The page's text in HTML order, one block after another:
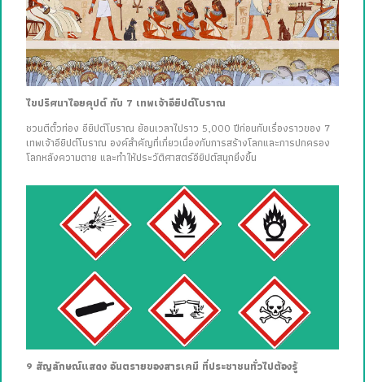
ไขปริศนาไอยคุปต์ กับ 7 เทพเจ้าอียิปต์โบราณ
ชวนตีตั๋วท่อง อียิปต์โบราณ ย้อนเวลาไปราว 5,000 ปีก่อนกับเรื่องราวของ 7
เทพเจ้าอียิปต์โบราณ องค์สำคัญที่เกี่ยวเนื่องกับการสร้างโลกและการปกครอง
โลกหลังความตาย และทำให้ประวัติศาสตร์อียิปต์สนุกยิ่งขึ้น
9 สัญลักษณ์แสดง อันตรายของสารเคมี ที่ประชาชนทั่วไปต้องรู้